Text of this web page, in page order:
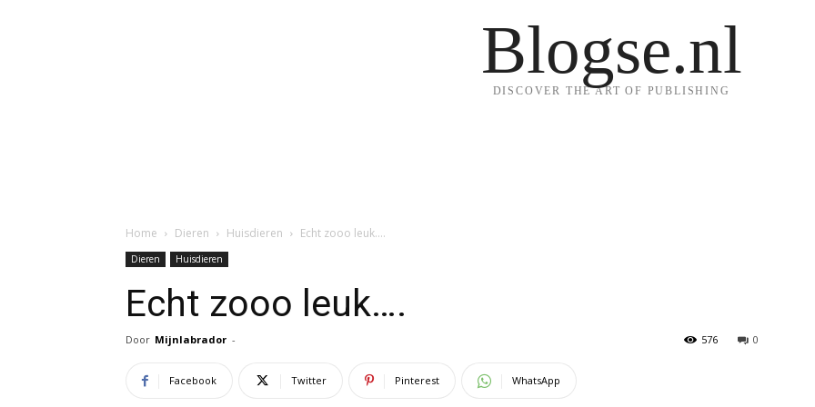
Blogse.nl
DISCOVER THE ART OF PUBLISHING
Home Dieren Huisdieren Echt zooo leuk….
Dieren Huisdieren
Echt zooo leuk….
Door Mijnlabrador - 0
576
Facebook Twitter Pinterest WhatsApp